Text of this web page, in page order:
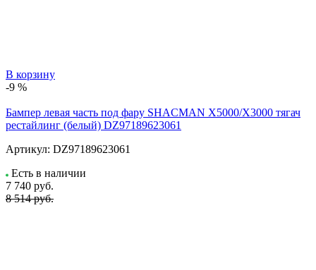
В корзину
-9 %
Бампер левая часть под фару SHACMAN X5000/X3000 тягач
рестайлинг (белый) DZ97189623061
Артикул: DZ97189623061
Есть в наличии
7 740 руб.
8 514 руб.